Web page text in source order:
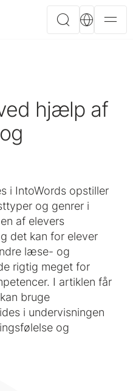
hjælp af
i IntoWords opstiller
og genrer i
af elevers
det kan for elever
læse- og
rigtig meget for
I artiklen får
bruge
i undervisningen
og